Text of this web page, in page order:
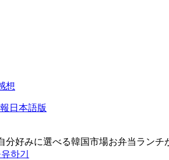
想
日本語版
分好みに選べる韓国市場お弁当ランチ
하기